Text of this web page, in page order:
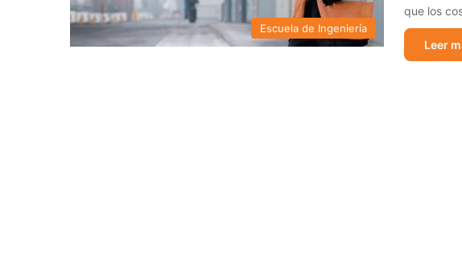
Escuela de Ingeniería
que los
Leer